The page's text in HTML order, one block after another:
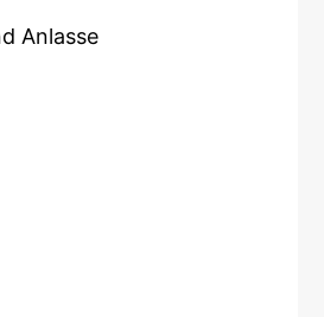
Anlasse